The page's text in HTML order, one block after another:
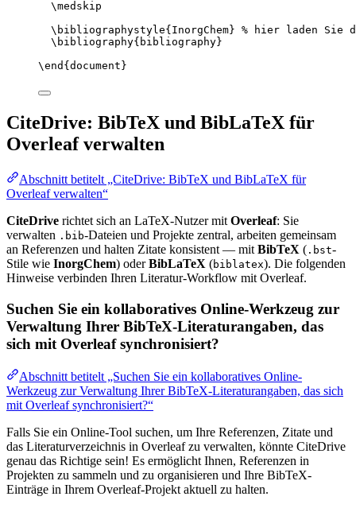
\medskip
\bibliographystyle{InorgChem} % hier laden Sie
\bibliography{bibliography}
\end { document }
CiteDrive: BibTeX und BibLaTeX für
Overleaf verwalten
Abschnitt betitelt „CiteDrive: BibTeX und BibLaTeX für
Overleaf verwalten“
CiteDrive richtet sich an LaTeX-Nutzer mit Overleaf: Sie
verwalten .bib-Dateien und Projekte zentral, arbeiten gemeinsam
an Referenzen und halten Zitate konsistent — mit BibTeX ( .bst-
Stile wie InorgChem) oderBibLaTeX (biblatex). Die folgenden
Hinweise verbinden Ihren Literatur-Workflow mit Overleaf.
Suchen Sie ein kollaboratives Online-Werkzeug zur
Verwaltung Ihrer BibTeX-Literaturangaben, das
sich mit Overleaf synchronisiert?
Abschnitt betitelt „Suchen Sie ein kollaboratives Online-
Werkzeug zur Verwaltung Ihrer BibTeX-Literaturangaben, das sich
mit Overleaf synchronisiert?“
Falls Sie ein Online-Tool suchen, um Ihre Referenzen, Zitate und
das Literaturverzeichnis in Overleaf zu verwalten, könnte CiteDrive
genau das Richtige sein! Es ermöglicht Ihnen, Referenzen in
Projekten zu sammeln und zu organisieren und Ihre BibTeX-
Einträge in Ihrem Overleaf-Projekt aktuell zu halten.